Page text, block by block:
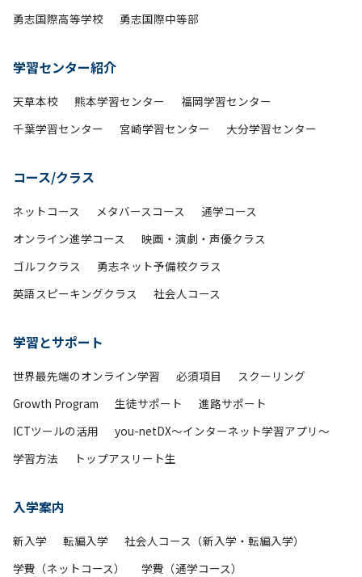
勇志国際高等学校 勇志国際中等部
学習センター紹介
天草本校 熊本学習センター
福岡学習センター
千葉学習センター
宮崎学習センター 大分学習センター
コース/クラス
ネットコース メタバースコース
通学コース
オンライン進学コース
映画・演劇・声優クラス
ゴルフクラス
勇志ネット予備校クラス
英語スピーキングクラス
社会人コース
学習とサポート
世界最先端のオンライン学習 必須項目
スクーリング
Growth Program
生徒サポート
進路サポート
ICTツールの活用
you-netDX～インターネット学習アプリ～
学習方法
トップアスリート生
入学案内
新入学 転編入学
社会人コース（新入学・転編入学）
学費（ネットコース）
学費（通学コース）